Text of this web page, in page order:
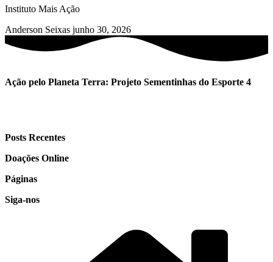
Instituto Mais Ação
Anderson Seixas junho 30, 2026
Ação pelo Planeta Terra: Projeto Sementinhas do Esporte 4
Posts Recentes
Doações Online
Páginas
Siga-nos